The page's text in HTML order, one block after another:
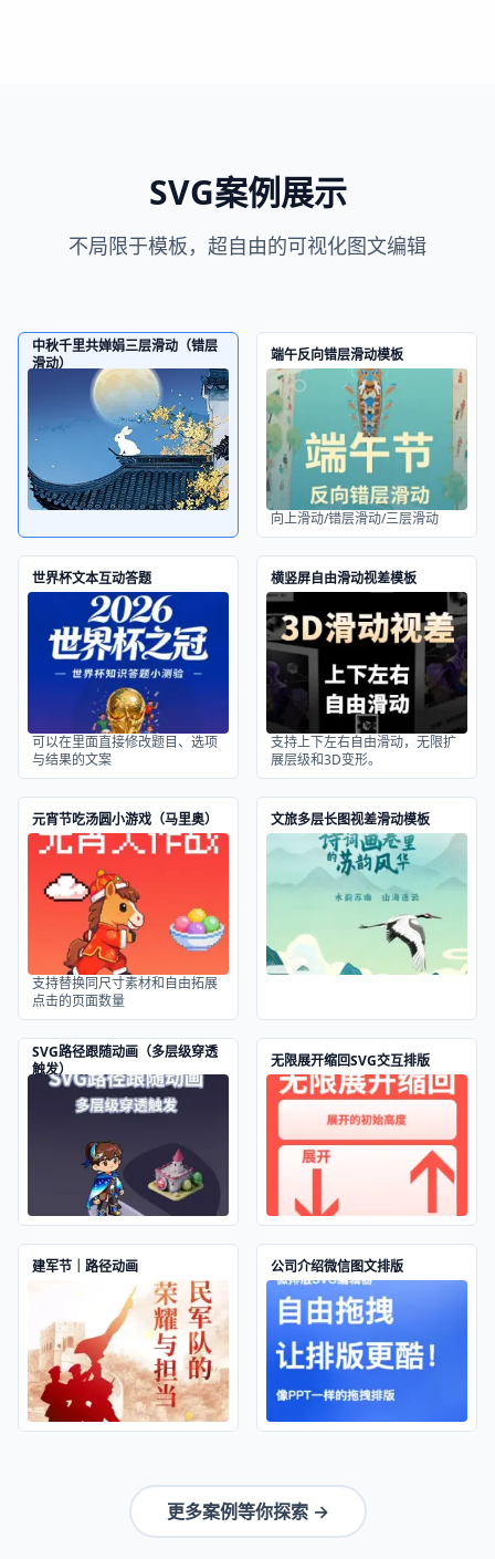
SVG案例展示
不局限于模板，超自由的可视化图文编辑
中秋千里共婵娟三层滑动（错层
滑动）
端午反向错层滑动模板
向上滑动/错层滑动/三层滑动
世界杯文本互动答题
可以在里面直接修改题目、选项
与结果的文案
横竖屏自由滑动视差模板
支持上下左右自由滑动，无限扩
展层级和3D变形。
元宵节吃汤圆小游戏（马里奥）
支持替换同尺寸素材和自由拓展
点击的页面数量
文旅多层长图视差滑动模板
SVG路径跟随动画（多层级穿透
触发）
无限展开缩回SVG交互排版
建军节｜路径动画 公司介绍微信图文排版
更多案例等你探索 →